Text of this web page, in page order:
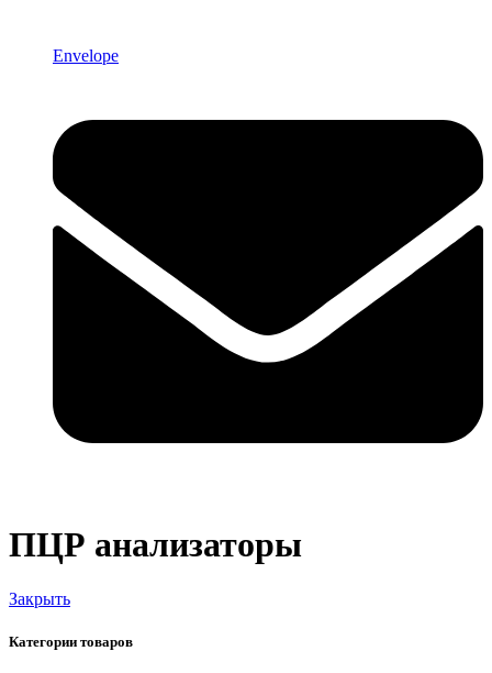
Envelope
ПЦР анализаторы
Закрыть
Категории товаров